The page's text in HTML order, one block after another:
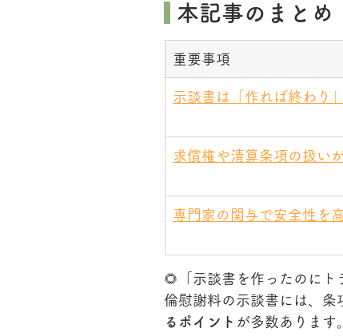
本記事のまとめ
重要事項
示談書は「作れば終わり
求償権や清算条項の扱い
専門家の関与で安全性を
🌻「示談書を作ったのに
倫慰謝料の示談書には、条
るポイント が多数あります